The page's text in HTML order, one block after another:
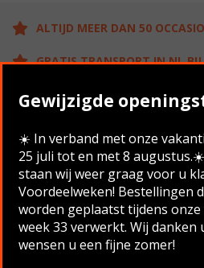
ALTIJD MEER DAN 50
GRATIS TRANSPORT IN NL
KLANTEN BEOORDELEN ONS
Home/ Aanbod
Terug naar overzicht
Gewijzigde
☀️ In verband met onze
25 juli tot en met 8
staan wij weer graag voor u
Voordeelweken! Bestellingen
worden geplaatst tijdens
week 33 verwerkt. Wij
wensen u een fijne zomer!